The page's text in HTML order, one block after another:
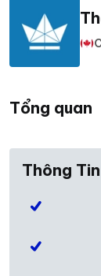
Tổng quan
Thông